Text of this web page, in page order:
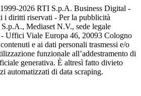
2026 RTI S.p.A. Business Digital -
i diritti riservati - Per la pubblicità
Mediaset N.V., sede legale
- Uffici Viale Europa 46, 20093 Cologno
e ai dati personali trasmessi e/o
funzionale all’addestramento di
generativa. È altresì fatto divieto
automatizzati di data scraping.